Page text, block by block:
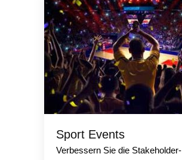
Sport Events
Verbessern Sie die Stakeholder-